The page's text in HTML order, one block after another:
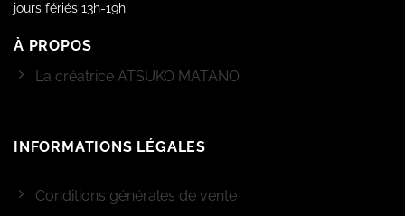
jours fériés 13h-19h
À PROPOS
La créatrice ATSUKO MATANO
INFORMATIONS LÉGALES
Conditions générales de vente